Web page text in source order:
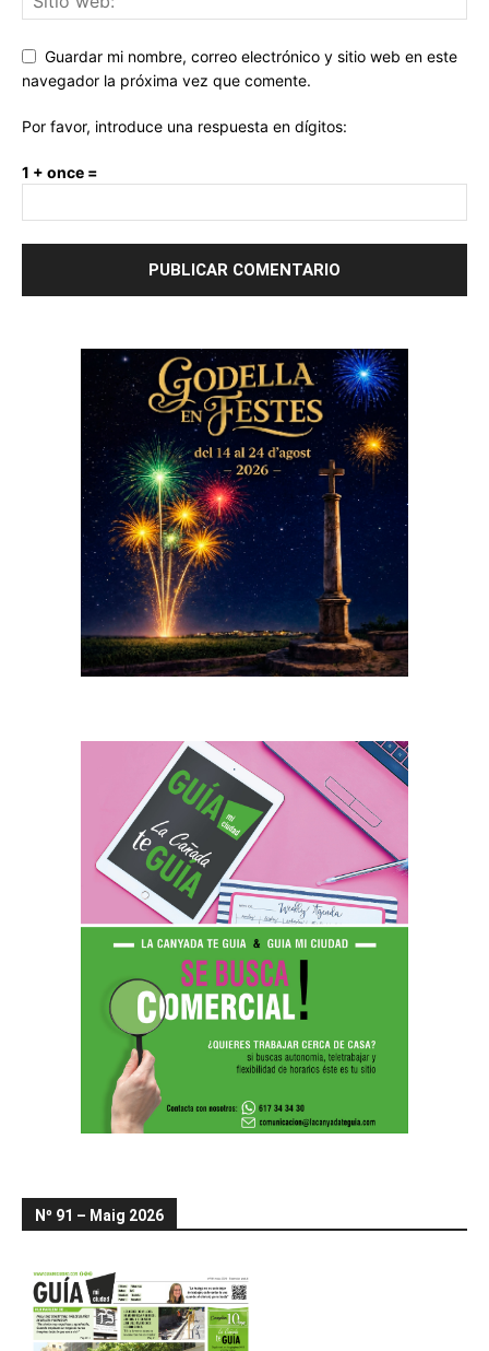
Guardar mi nombre, correo electrónico y sitio web en este
navegador la próxima vez que comente.
Por favor, introduce una respuesta en dígitos:
1 + once =
Nº 91 – Maig 2026